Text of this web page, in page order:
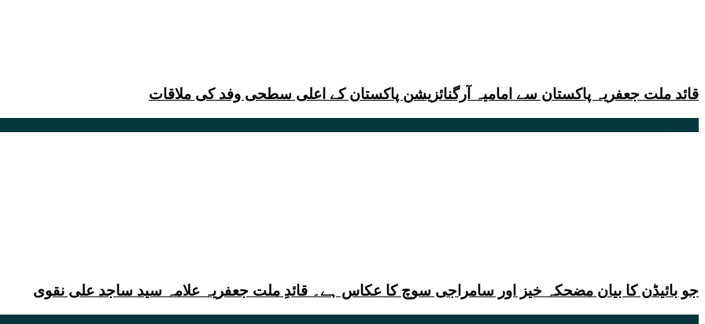
قائد ملت جعفریہ پاکستان سے امامیہ آرگنائزیشن پاکستان کے اعلی سطحی وفد کی ملاقات
جو بائیڈن کا بیان مضحکہ خیز اور سامراجی سوچ کا عکاس ہے۔ قائدِ ملت جعفریہ علامہ سید ساجد علی نقوی